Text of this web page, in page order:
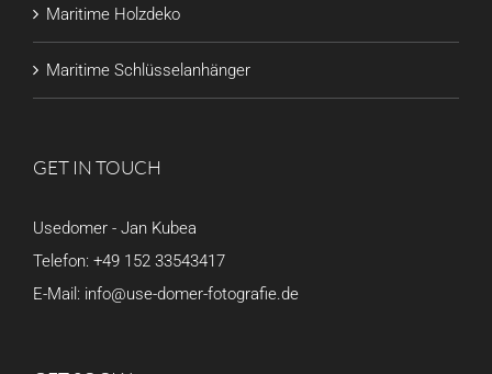
Maritime Holzdeko
Maritime Schlüsselanhänger
GET IN TOUCH
Usedomer - Jan Kubea
Telefon: +49 152 33543417
E-Mail: info@use-domer-fotografie.de